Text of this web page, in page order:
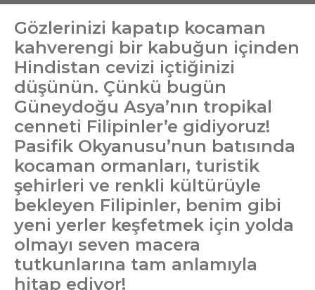
Gözlerinizi kapatıp kocaman
kahverengi bir kabuğun içinden
Hindistan cevizi içtiğinizi
düşünün. Çünkü bugün
Güneydoğu Asya’nın tropikal
cenneti Filipinler’e gidiyoruz!
Pasifik Okyanusu’nun batısında
kocaman ormanları, turistik
şehirleri ve renkli kültürüyle
bekleyen Filipinler, benim gibi
yeni yerler keşfetmek için yolda
olmayı seven macera
tutkunlarına tam anlamıyla
hitap ediyor!